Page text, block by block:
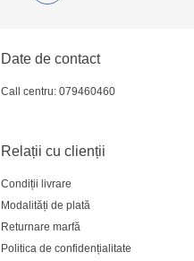
Relații cu clienții
Condiții livrare
Modalități de plată
Returnare marfă
Politica de confidențialitate
Date de contact
Call centru: 079460460